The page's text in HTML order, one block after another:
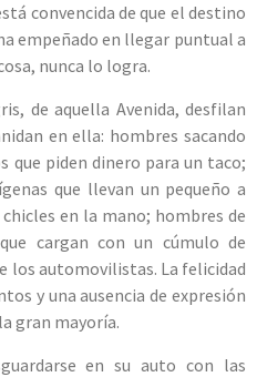
convencida de que el destino
empeñado en llegar puntual a
nunca lo logra.
de aquella Avenida, desfilan
en ella: hombres sacando
que piden dinero para un taco;
que llevan un pequeño a
en la mano; hombres de
cargan con un cúmulo de
automovilistas. La felicidad
y una ausencia de expresión
gran mayoría.
en su auto con las